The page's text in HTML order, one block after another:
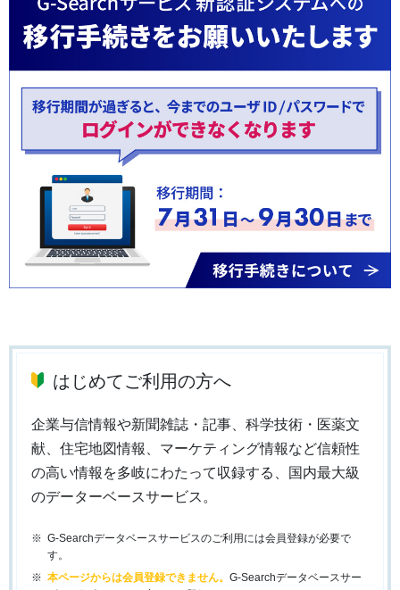
はじめてご利用の方へ
企業与信情報や新聞雑誌・記事、科学技術・医薬文
献、住宅地図情報、マーケティング情報など信頼性
の高い情報を多岐にわたって収録する、国内最大級
のデーターベースサービス。
G-Searchデータベースサービスのご利用には会員登録が必要で
す。
本ページからは会員登録できません。 G-Searchデータベースサー